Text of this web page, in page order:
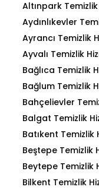
Altınpark
Aydınlıkevler
Ayrancı Temizlik
Ayvalı Temizlik
Bağlıca Temizlik
Bağlum Temizlik
Bahçelievler
Balgat Temizlik
Batıkent Temizlik
Beştepe Temizlik
Beytepe Temizlik
Bilkent Temizlik